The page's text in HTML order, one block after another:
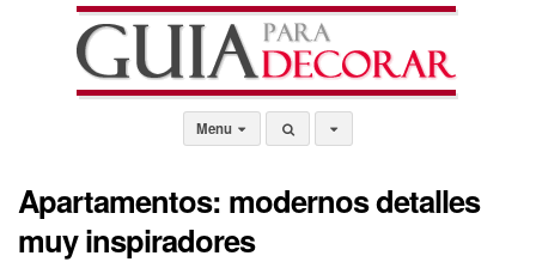
Menu
Apartamentos: modernos detalles
muy inspiradores